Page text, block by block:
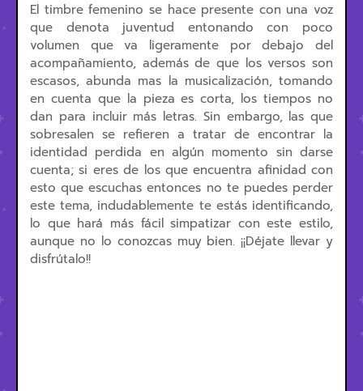
El timbre femenino se hace presente con una voz
que denota juventud entonando con poco
volumen que va ligeramente por debajo del
acompañamiento, además de que los versos son
escasos, abunda mas la musicalización, tomando
en cuenta que la pieza es corta, los tiempos no
dan para incluir más letras. Sin embargo, las que
sobresalen se refieren a tratar de encontrar la
identidad perdida en algún momento sin darse
cuenta; si eres de los que encuentra afinidad con
esto que escuchas entonces no te puedes perder
este tema, indudablemente te estás identificando,
lo que hará más fácil simpatizar con este estilo,
aunque no lo conozcas muy bien. ¡¡Déjate llevar y
disfrútalo!!